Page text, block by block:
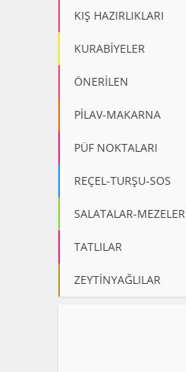
KIŞ HAZIRLIKLARI
KURABİYELER
ÖNERİLEN
PİLAV-MAKARNA
PÜF NOKTALARI
REÇEL-TURŞU-SOS
SALATALAR-MEZELER
TATLILAR
ZEYTİNYAĞLILAR